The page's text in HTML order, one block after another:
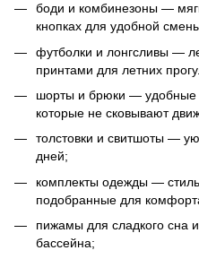
боди и комбинезоны —
кнопках для удобной
футболки и лонгсливы —
принтами для летних
шорты и брюки — удобные
которые не сковывают
толстовки и свитшоты —
дней;
комплекты одежды —
подобранные для
пижамы для сладкого сна
бассейна;